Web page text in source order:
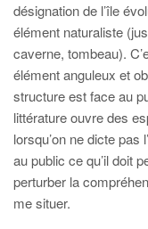
désignation de l’île
élément naturaliste
caverne, tombeau).
élément anguleux et
structure est face au
littérature ouvre des
lorsqu’on ne dicte pas
au public ce qu’il doit
perturber la
me situer.